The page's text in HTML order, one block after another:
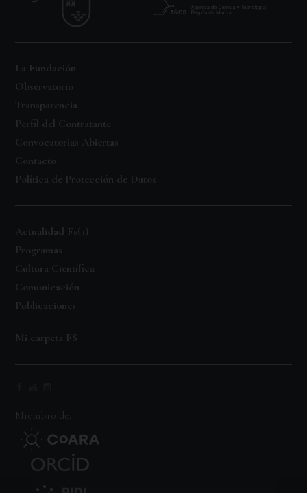
La Fundación
Observatorio
Transparencia
Perfil del Contratante
Convocatorias Abiertas
Contacto
Política de Protección de Datos
Actualidad Fs(+)
Programas
Cultura Científica
Comunicación
Publicaciones
Mi carpeta FS
Miembro de: